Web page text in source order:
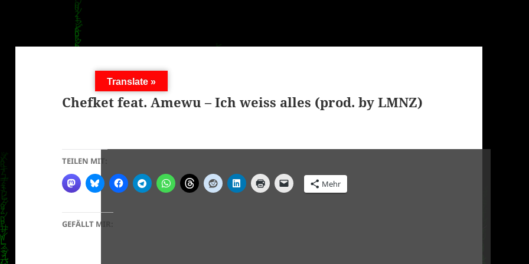
Chefket feat. Amewu – Ich weiss alles (prod. by LMNZ)
TEILEN MIT:
Mehr
GEFÄLLT MIR:
Translate »